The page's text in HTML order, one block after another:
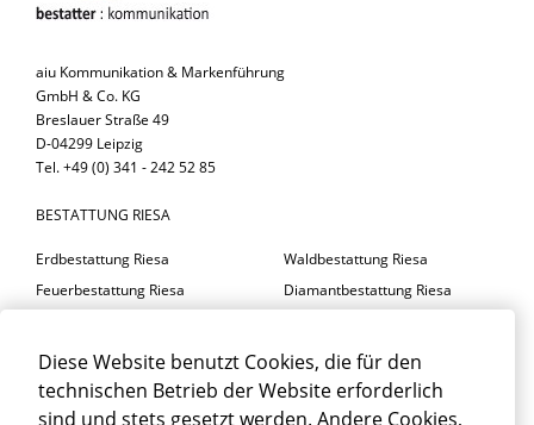
Diese Website benutzt Cookies, die für den
technischen Betrieb der Website erforderlich
sind und stets gesetzt werden. Andere Cookies,
aiu Kommunikation & Markenführung
GmbH & Co. KG
Breslauer Straße 49
D-04299 Leipzig
Tel. +49 (0) 341 - 242 52 85
BESTATTUNG RIESA
Erdbestattung Riesa
Feuerbestattung Riesa
Waldbestattung Riesa
Diamantbestattung Riesa
BESTATTER RIESA
Trauerfeier Riesa Trauerfloristik Riesa